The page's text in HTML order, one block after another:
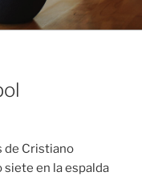
de Cristiano
siete en la espalda